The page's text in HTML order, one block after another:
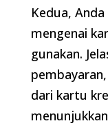
Kedua,
mengenai
gunakan.
dari kartu